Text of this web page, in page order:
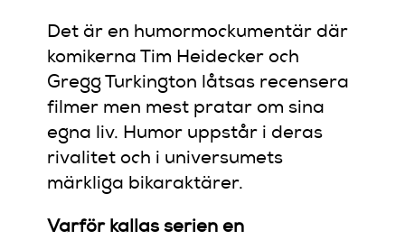
Det är en humormockumentär där
komikerna Tim Heidecker och
Gregg Turkington låtsas recensera
filmer men mest pratar om sina
egna liv. Humor uppstår i deras
rivalitet och i universumets
märkliga bikaraktärer.
Varför kallas serien en